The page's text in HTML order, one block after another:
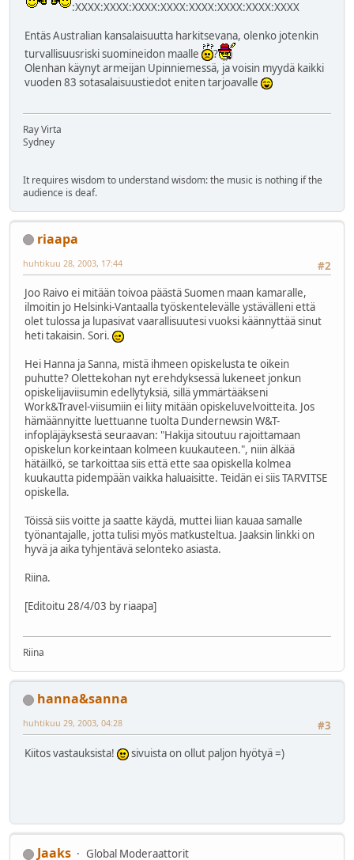
:XXXX:XXXX:XXXX:XXXX:XXXX:XXXX:XXXX:XXXX
Entäs Australian kansalaisuutta harkitsevana, olenko jotenkin
turvallisuusriski suomineidon maalle
?
Olenhan käynyt armeijan Upinniemessä, ja voisin myydä kaikki
vuoden 83 sotasalaisuustiedot eniten tarjoavalle
Ray Virta
Sydney
It requires wisdom to understand wisdom: the music is nothing if the
audience is deaf.
riaapa
#2
huhtikuu 28, 2003, 17:44
Joo Raivo ei mitään toivoa päästä Suomen maan kamaralle,
ilmoitin jo Helsinki-Vantaalla työskentelevälle ystävälleni että
olet tulossa ja lupasivat vaarallisuutesi vuoksi käännyttää sinut
heti takaisin. Sori.
Hei Hanna ja Sanna, mistä ihmeen opiskelusta te oikein
puhutte? Olettekohan nyt erehdyksessä lukeneet jonkun
opiskelijaviisumin edellytyksiä, sillä ymmärtääkseni
Work&Travel-viisumiin ei liity mitään opiskeluvelvoitteita. Jos
hämäännyitte luettuanne tuolta Dundernewsin W&T-
infopläjäyksestä seuraavan: "Hakija sitoutuu rajoittamaan
opiskelun korkeintaan kolmeen kuukauteen.", niin älkää
hätäilkö, se tarkoittaa siis että ette saa opiskella kolmea
kuukautta pidempään vaikka haluaisitte. Teidän ei siis TARVITSE
opiskella.
Töissä siis voitte ja saatte käydä, muttei liian kauaa samalle
työnantajalle, jotta tulisi myös matkusteltua. Jaaksin linkki on
hyvä ja aika tyhjentävä selonteko asiasta.
Riina.
[Editoitu 28/4/03 by riaapa]
Riina
hanna&sanna
#3
huhtikuu 29, 2003, 04:28
Kiitos vastauksista! sivuista on ollut paljon hyötyä =)
Jaaks Global Moderaattorit